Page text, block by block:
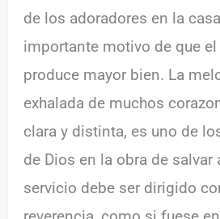
de los adoradores en la
importante motivo de que
produce mayor bien. La
exhalada de muchos
clara y distinta, es uno de
de Dios en la obra de salvar
servicio debe ser dirigido